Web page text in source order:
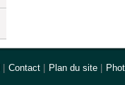
| Contact | Plan du site |